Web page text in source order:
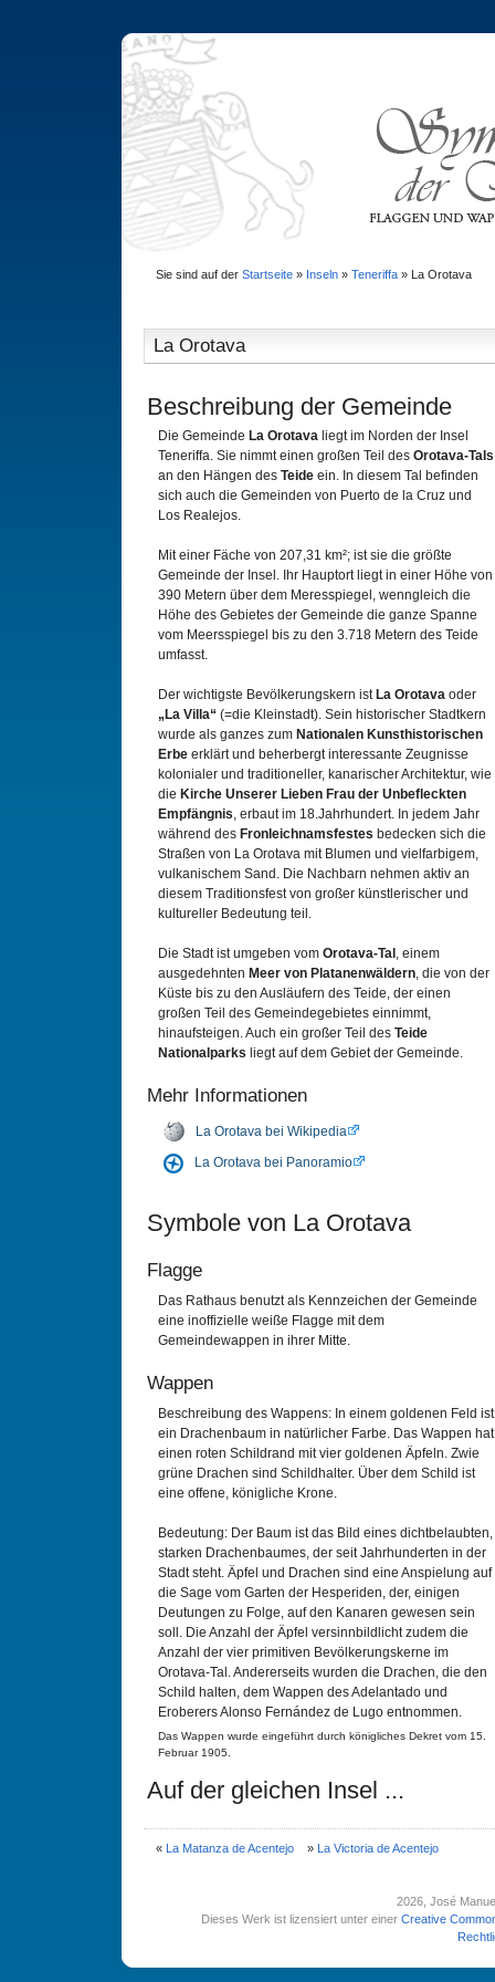
Sie sind auf der Startseite» Inseln» Teneriffa» La Orotava
La Orotava
Beschreibung der Gemeinde
Die Gemeinde La Orotava liegt im Norden der Insel
Teneriffa. Sie nimmt einen großen Teil des Orotava-Tals
an den Hängen des Teide ein. In diesem Tal befinden
sich auch die Gemeinden von Puerto de la Cruz und
Los Realejos.
Mit einer Fäche von 207,31 km²; ist sie die größte
Gemeinde der Insel. Ihr Hauptort liegt in einer Höhe von
390 Metern über dem Meresspiegel, wenngleich die
Höhe des Gebietes der Gemeinde die ganze Spanne
vom Meersspiegel bis zu den 3.718 Metern des Teide
umfasst.
Der wichtigste Bevölkerungskern ist La Orotava oder
„La Villa“ (=die Kleinstadt). Sein historischer Stadtkern
wurde als ganzes zum Nationalen Kunsthistorischen
Erbe erklärt und beherbergt interessante Zeugnisse
kolonialer und traditioneller, kanarischer Architektur, wie
die Kirche Unserer Lieben Frau der Unbefleckten
Empfängnis, erbaut im 18.Jahrhundert. In jedem Jahr
während des Fronleichnamsfestes bedecken sich die
Straßen von La Orotava mit Blumen und vielfarbigem,
vulkanischem Sand. Die Nachbarn nehmen aktiv an
diesem Traditionsfest von großer künstlerischer und
kultureller Bedeutung teil.
Die Stadt ist umgeben vom Orotava-Tal , einem
ausgedehnten Meer von Platanenwäldern, die von der
Küste bis zu den Ausläufern des Teide, der einen
großen Teil des Gemeindegebietes einnimmt,
hinaufsteigen. Auch ein großer Teil des Teide
Nationalparks liegt auf dem Gebiet der Gemeinde.
Mehr Informationen
La Orotava bei Wikipedia
La Orotava bei Panoramio
Symbole von La Orotava
Flagge
Das Rathaus benutzt als Kennzeichen der Gemeinde
eine inoffizielle weiße Flagge mit dem
Gemeindewappen in ihrer Mitte.
Wappen
Beschreibung des Wappens: In einem goldenen Feld ist
ein Drachenbaum in natürlicher Farbe. Das Wappen hat
einen roten Schildrand mit vier goldenen Äpfeln. Zwie
grüne Drachen sind Schildhalter. Über dem Schild ist
eine offene, königliche Krone.
Bedeutung: Der Baum ist das Bild eines dichtbelaubten,
starken Drachenbaumes, der seit Jahrhunderten in der
Stadt steht. Äpfel und Drachen sind eine Anspielung auf
die Sage vom Garten der Hesperiden, der, einigen
Deutungen zu Folge, auf den Kanaren gewesen sein
soll. Die Anzahl der Äpfel versinnbildlicht zudem die
Anzahl der vier primitiven Bevölkerungskerne im
Orotava-Tal. Andererseits wurden die Drachen, die den
Schild halten, dem Wappen des Adelantado und
Eroberers Alonso Fernández de Lugo entnommen.
Das Wappen wurde eingeführt durch königliches Dekret vom 15.
Februar 1905.
Auf der gleichen Insel ...
« La Matanza de Acentejo» La Victoria de Acentejo
2026 , José
Dieses Werk ist lizensiert unter einer Creative